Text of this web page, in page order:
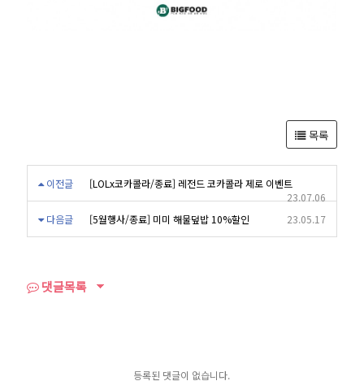
목록
이전글
[LOLx코카콜라/종료] 레전드 코카콜라 제로 이벤트
23.07.06
다음글
[5월행사/종료] 미미 해물덮밥 10%할인 23.05.17
댓글목록
등록된 댓글이 없습니다.